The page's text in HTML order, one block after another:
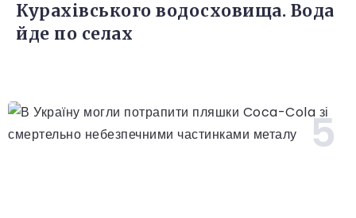
Курахівського водосховища. Вода
йде по селах